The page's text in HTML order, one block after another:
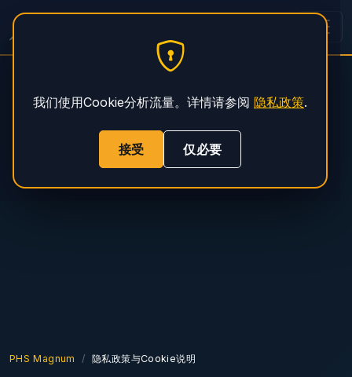
PHS Magnum 隐私政策与Cookie说明
我们使用Cookie分析流量。详情请参阅 隐私政策.
接受 仅必要